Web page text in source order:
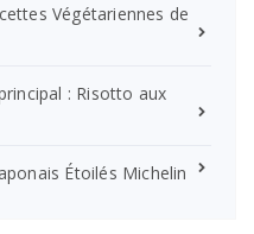
Végétariennes de
: Risotto aux
Étoilés Michelin